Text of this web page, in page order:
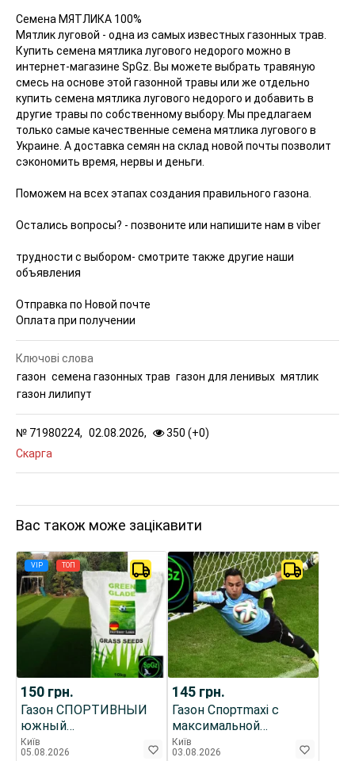
Семена МЯТЛИКА 100%
Мятлик луговой - одна из самых известных газонных трав.
Купить семена мятлика лугового недорого можно в
интернет-магазине SpGz. Вы можете выбрать травяную
смесь на основе этой газонной травы или же отдельно
купить семена мятлика лугового недорого и добавить в
другие травы по собственному выбору. Мы предлагаем
только самые качественные семена мятлика лугового в
Украине. А доставка семян на склад новой почты позволит
сэкономить время, нервы и деньги.
Поможем на всех этапах создания правильного газона.
Остались вопросы? - позвоните или напишите нам в viber
трудности с выбором- смотрите также другие наши
объявления
Отправка по Новой почте
Оплата при получении
№ 71980224, 02.08.2026, 350 (+0)
Скарга
Ключові слова
газон семена газонных трав газон для ленивых мятлик
газон лилипут
Вас також може зацікавити
VIP ТОП
150 грн.
Газон СПОРТИВНЫЙ
южный
ЖАРОСТОЙКИЙ
Германия (10кг) мешок
Київ
05.08.2026
145 грн.
Газон Спортmaxi с
максимальной
скоростью роста
трава газонная семена
Київ
03.08.2026